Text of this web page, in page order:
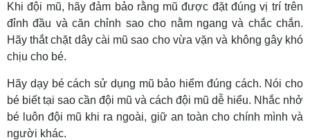
Khi đội mũ, hãy đảm bảo rằng mũ được đặt đúng vị trí trên
đỉnh đầu và căn chỉnh sao cho nằm ngang và chắc chắn.
Hãy thắt chặt dây cài mũ sao cho vừa vặn và không gây khó
chịu cho bé.
Hãy dạy bé cách sử dụng mũ bảo hiểm đúng cách. Nói cho
bé biết tại sao cần đội mũ và cách đội mũ dễ hiểu. Nhắc nhở
bé luôn đội mũ khi ra ngoài, giữ an toàn cho chính mình và
người khác.